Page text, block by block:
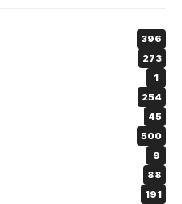
396
273
1
254
45
500
9
88
191